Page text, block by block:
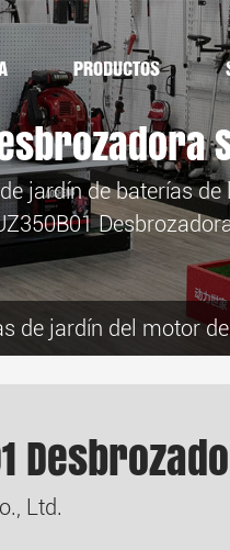
PRODUCTOS
jardín de baterías de
de jardín del motor
Ltd.